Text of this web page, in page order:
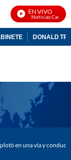
EN VIVO
Noticias Caracol
DONALD
en una vía y